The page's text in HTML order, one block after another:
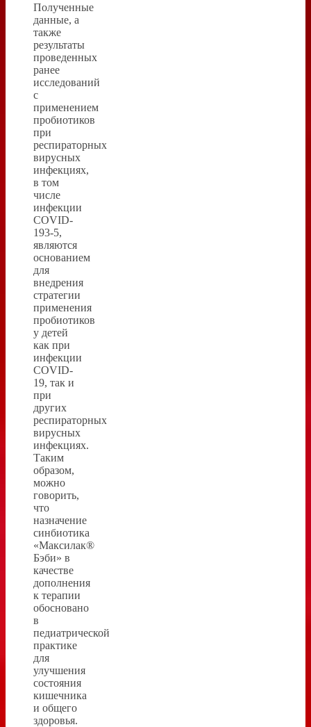
Полученные
данные, а
также
результаты
проведенных
ранее
исследований
с
применением
пробиотиков
при
респираторных
вирусных
инфекциях,
в том
числе
инфекции
COVID-
193-5,
являются
основанием
для
внедрения
стратегии
применения
пробиотиков
у детей
как при
инфекции
COVID-
19, так и
при
других
респираторных
вирусных
инфекциях.
Таким
образом,
можно
говорить,
что
назначение
синбиотика
«Максилак®
Бэби» в
качестве
дополнения
к терапии
обосновано
в
педиатрической
практике
для
улучшения
состояния
кишечника
и общего
здоровья.